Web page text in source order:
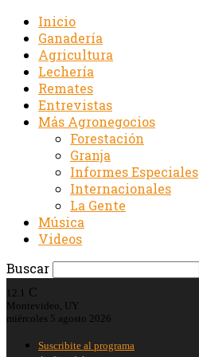
Inicio
Ganadería
Agricultura
Lechería
Remates
Entrevistas
Más Agronegocios
Forestación
Granja
Informes Especiales
Internacionales
La Gente
Música
Videos
Buscar
12.1 C
Montevideo, UY
miércoles 5 agosto 2026
Suscribite al programa